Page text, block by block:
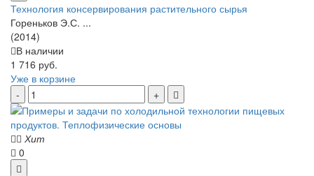
Технология консервирования растительного сырья
Гореньков Э.С. ...
(2014)
В наличии
1 716 руб.
Уже в корзине
Хит
0